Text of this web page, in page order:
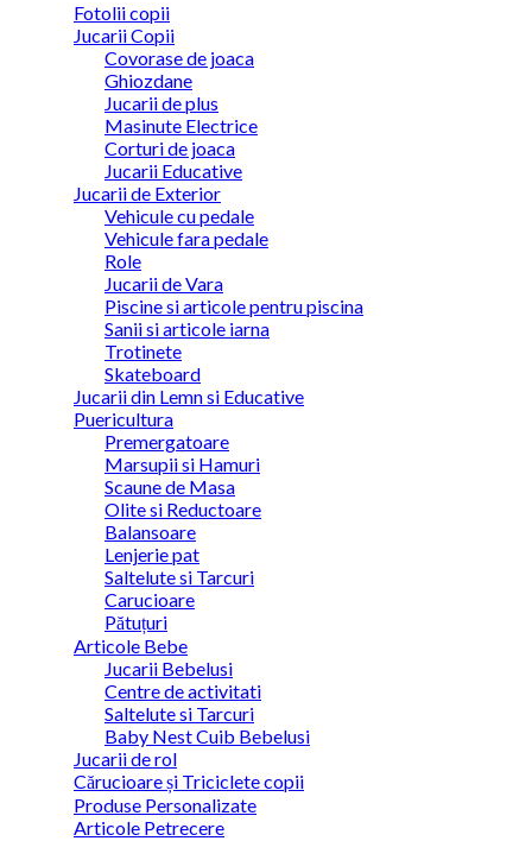
Fotolii copii
Jucarii Copii
Covorase de joaca
Ghiozdane
Jucarii de plus
Masinute Electrice
Corturi de joaca
Jucarii Educative
Jucarii de Exterior
Vehicule cu pedale
Vehicule fara pedale
Role
Jucarii de Vara
Piscine si articole pentru piscina
Sanii si articole iarna
Trotinete
Skateboard
Jucarii din Lemn si Educative
Puericultura
Premergatoare
Marsupii si Hamuri
Scaune de Masa
Olite si Reductoare
Balansoare
Lenjerie pat
Saltelute si Tarcuri
Carucioare
Pătuțuri
Articole Bebe
Jucarii Bebelusi
Centre de activitati
Saltelute si Tarcuri
Baby Nest Cuib Bebelusi
Jucarii de rol
Cărucioare și Triciclete copii
Produse Personalizate
Articole Petrecere